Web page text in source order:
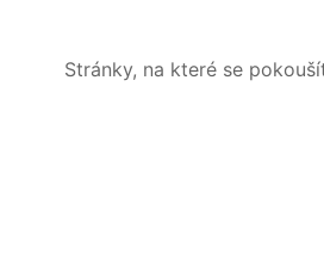
Stránky, na které se